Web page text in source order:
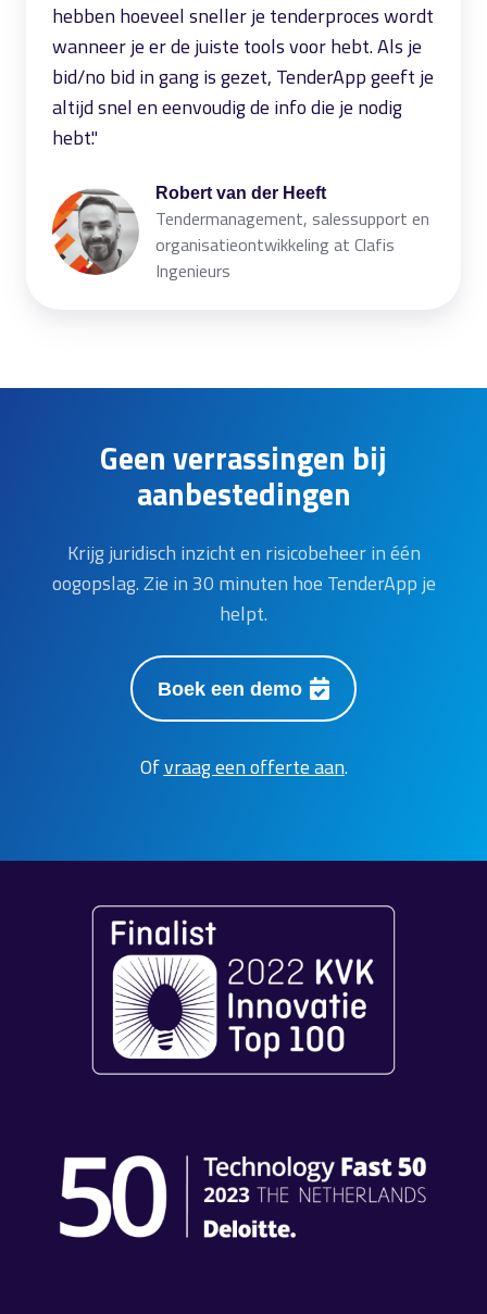
hebben hoeveel sneller je tenderproces wordt
wanneer je er de juiste tools voor hebt. Als je
bid/no bid in gang is gezet, TenderApp geeft je
altijd snel en eenvoudig de info die je nodig
hebt."
Robert van der Heeft
Tendermanagement, salessupport en
organisatieontwikkeling at Clafis
Ingenieurs
Geen verrassingen bij
aanbestedingen
Krijg juridisch inzicht en risicobeheer in één
oogopslag. Zie in 30 minuten hoe TenderApp je
helpt.
Boek een demo
Ofvraag een offerte aan.